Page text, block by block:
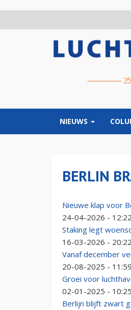
NIEUWS
BERLIN
Nieuwe klap voor
24-04-2026 - 12:22
Staking legt
16-03-2026 - 20:22
Vanaf december
20-08-2025 - 11:59
Groei voor
02-01-2025 - 10:25
Berlijn blijft zwart